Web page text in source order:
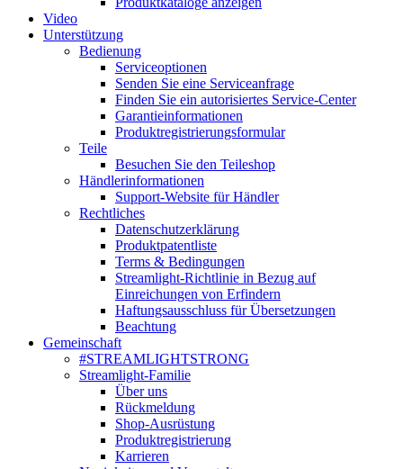
Video
Unterstützung
Bedienung
Serviceoptionen
Senden Sie eine Serviceanfrage
Finden Sie ein autorisiertes Service-Center
Garantieinformationen
Produktregistrierungsformular
Teile
Besuchen Sie den Teileshop
Händlerinformationen
Support-Website für Händler
Rechtliches
Datenschutzerklärung
Produktpatentliste
Terms & Bedingungen
Streamlight-Richtlinie in Bezug auf
Einreichungen von Erfindern
Haftungsausschluss für Übersetzungen
Beachtung
Gemeinschaft
#STREAMLIGHTSTRONG
Streamlight-Familie
Über uns
Rückmeldung
Shop-Ausrüstung
Produktregistrierung
Karrieren